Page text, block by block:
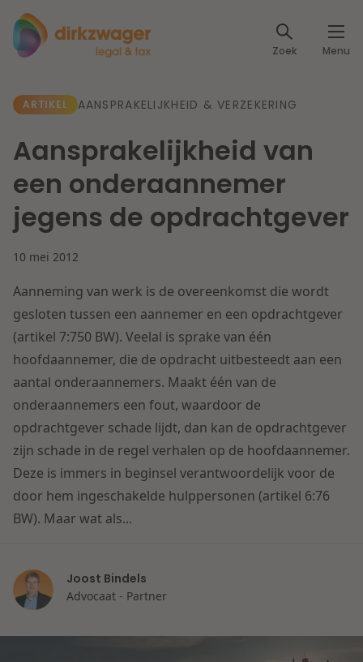
Zoek Menu
Expertises
Fiscaal
Arbeid & Pensioen
IE & Innovatie
Herstructurering & Insolventie
Energie
Zorg & Sociaal domein
Overheid & Omgeving
Lees meer
Dichtbij een toekomstbestendige zorg
Lees meer
Dichtbij de kansen en uitdagingen in de
woningbouw
Artikelen
Klantcases
Events
Specialisten
Over Dirkzwager
Internationale partners
Nieuws
Werken bij
Contact
Nederlands
ARTIKEL AANSPRAKELIJKHEID & VERZEKERING
Aansprakelijkheid van
een onderaannemer
jegens de opdrachtgever
10 mei 2012
Aanneming van werk is de overeenkomst die wordt
gesloten tussen een aannemer en een opdrachtgever
(artikel 7:750 BW). Veelal is sprake van één
hoofdaannemer, die de opdracht uitbesteedt aan een
aantal onderaannemers. Maakt één van de
onderaannemers een fout, waardoor de
opdrachtgever schade lijdt, dan kan de opdrachtgever
zijn schade in de regel verhalen op de hoofdaannemer.
Deze is immers in beginsel verantwoordelijk voor de
door hem ingeschakelde hulppersonen (artikel 6:76
BW). Maar wat als...
Joost Bindels
Advocaat - Partner